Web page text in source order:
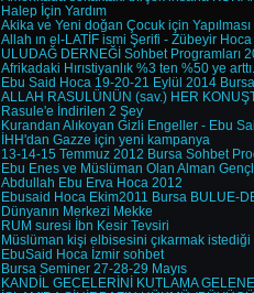
Halep İçin Yardım
Akika ve Yeni doğan Çocuk için
Allah ın el-LATİF ismi Şerifi - Zübeyir Hoca
ULUDAĞ DERNEĞİ Sohbet Programları
Afrikadaki Hırıstiyanlık %3 ten %50 ye arttı.
Ebu Said Hoca 19-20-21 Eylül 2014
ALLAH RASULÜNÜN (sav.) HER
Rasule'e İndirilen 2 Şey
Kurandan Alıkoyan Gizli Engeller - Ebu
İHH'dan Gazze için yeni kampanya
13-14-15 Temmuz 2012 Bursa Sohbet
Ebu Enes ve Müslüman Olan Alman
Abdullah Ebu Erva Hoca 2012
Ebusaid Hoca Ekim2011 Bursa BULUE-
Dünyanın Merkezi Mekke
RUM suresi İbn Kesir Tevsiri
Müslüman kişi elbisesini çıkarmak
EbuSaid Hoca İzmir sohbet
Bursa Seminer 27-28-29 Mayıs
KANDİL GECELERİNİ KUTLAMA